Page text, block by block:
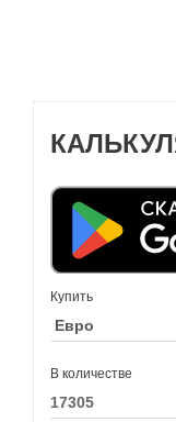
Купить
В количестве